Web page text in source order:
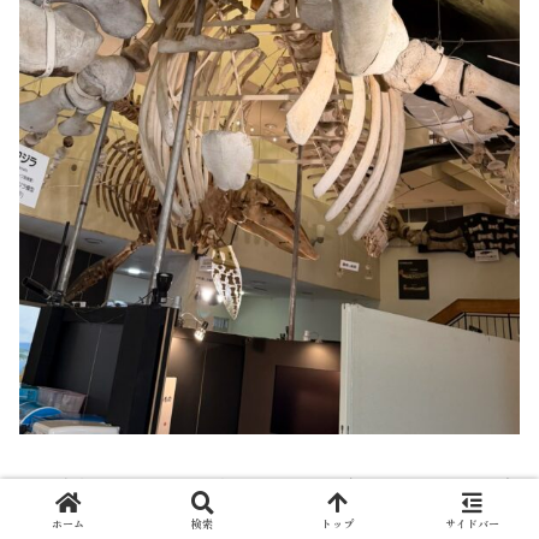
施設自体はそんなに広くないんですが見応えたっぷりの資
料が出迎えてくれますよ。
ホーム 検索 トップ サイドバー